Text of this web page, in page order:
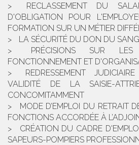
RECLASSEMENT DU
D'OBLIGATION POUR
FORMATION SUR UN MÉTIER
LA SÉCURITÉ DU DON DU
PRÉCISIONS SUR
FONCTIONNEMENT ET
REDRESSEMENT
VALIDITÉ DE LA SAISIE-
CONCOMITAMMENT
MODE D’EMPLOI DU RETRAIT
FONCTIONS ACCORDÉE À
CRÉATION DU CADRE
SAPEURS-POMPIERS